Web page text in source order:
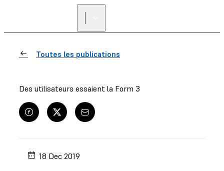
Toutes les publications
Des utilisateurs essaient la Form 3
18 Dec 2019